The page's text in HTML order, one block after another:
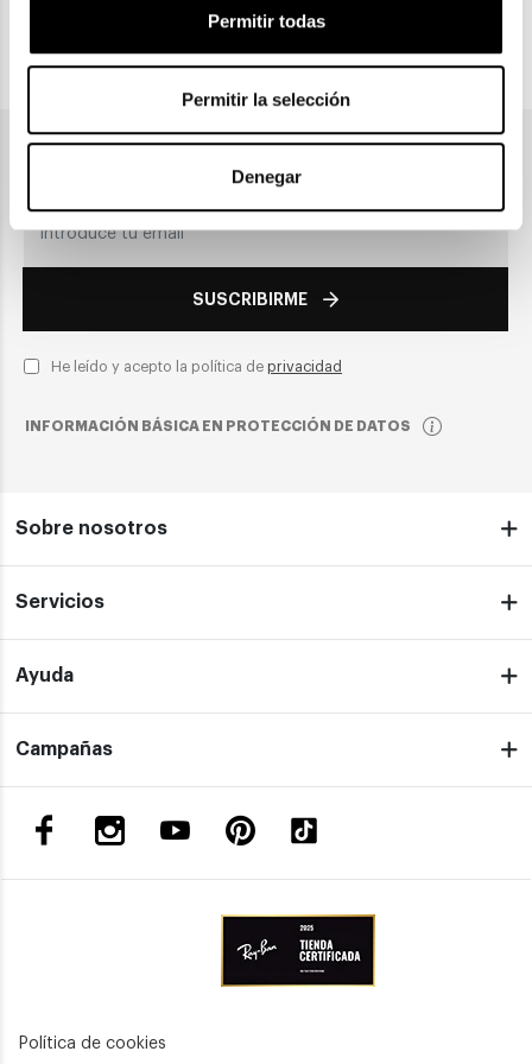
Permitir todas
Permitir la selección
Denegar
PAGO SEGURO
SUSCRIBIRME
He leído y acepto la política de privacidad
INFORMACIÓN BÁSICA EN PROTECCIÓN DE DATOS
Sobre nosotros
Servicios
Ayuda
Campañas
Política de cookies